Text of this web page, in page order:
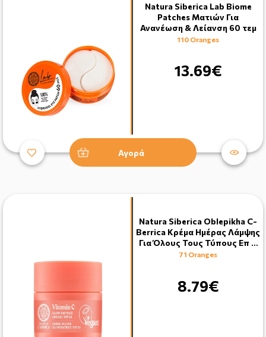
Natura Siberica Lab Biome
Patches Ματιών Για
Ανανέωση & Λείανση 60 τεμ
110 Oranges
13.69€
Αγορά
Natura Siberica Oblepikha C-
Berrica Κρέμα Ημέρας Λάμψης
Για Όλους Τους Τύπους Επ …
71 Oranges
8.79€